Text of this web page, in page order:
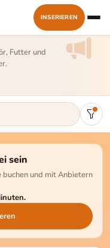
INSERIEREN
Futter und
sein
buchen und mit Anbietern